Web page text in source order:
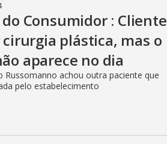
Consumidor : Cliente
cirurgia plástica, mas o
aparece no dia
Russomanno achou outra paciente que
pelo estabelecimento